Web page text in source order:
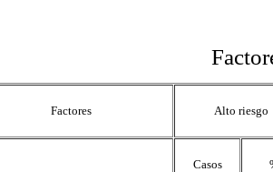
maternos
Factores Alto riesgo
Casos